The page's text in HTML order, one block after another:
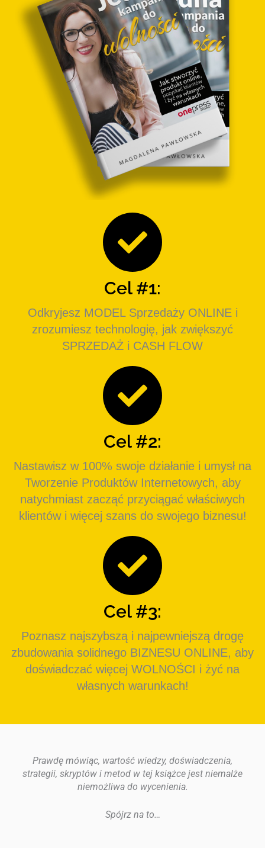
Cel #1:
Odkryjesz MODEL Sprzedaży ONLINE i
zrozumiesz technologię, jak zwiększyć
SPRZEDAŻ i CASH FLOW
Cel #2:
Nastawisz w 100% swoje działanie i umysł na
Tworzenie Produktów Internetowych, aby
natychmiast zacząć przyciągać właściwych
klientów i więcej szans do swojego biznesu!
Cel #3:
Poznasz najszybszą i najpewniejszą drogę
zbudowania solidnego BIZNESU ONLINE, aby
doświadczać więcej WOLNOŚCI i żyć na
własnych warunkach!
Prawdę mówiąc, wartość wiedzy, doświadczenia,
strategii, skryptów i metod w tej książce jest niemalże
niemożliwa do wycenienia.
Spójrz na to…